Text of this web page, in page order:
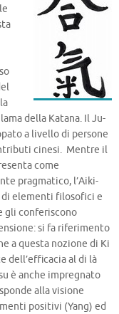
della Katana. Il Ju-
a livello di persone
cinesi. Mentre il
come
pragmatico, l’Aiki-
di elementi filosofici e
gli conferiscono
si fa riferimento
a questa nozione di Ki
dell’efficacia al di là
è anche impregnato
alla visione
positivi (Yang) ed